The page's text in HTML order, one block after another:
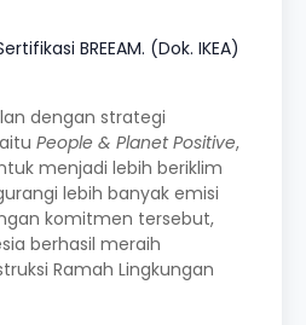
BREEAM. (Dok. IKEA)
dengan strategi
People & Planet Positive,
menjadi lebih beriklim
lebih banyak emisi
komitmen tersebut,
berhasil meraih
Ramah Lingkungan